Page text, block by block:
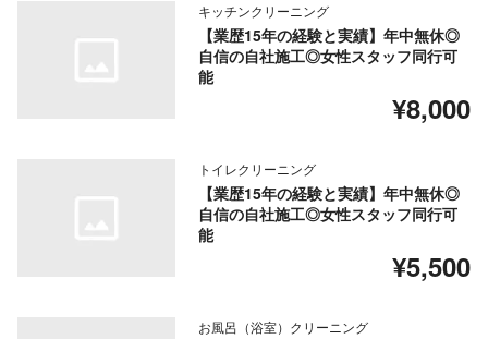
キッチンクリーニング
【業歴15年の経験と実績】年中無休◎
自信の自社施工◎女性スタッフ同行可
能
¥8,000
トイレクリーニング
【業歴15年の経験と実績】年中無休◎
自信の自社施工◎女性スタッフ同行可
能
¥5,500
お風呂（浴室）クリーニング